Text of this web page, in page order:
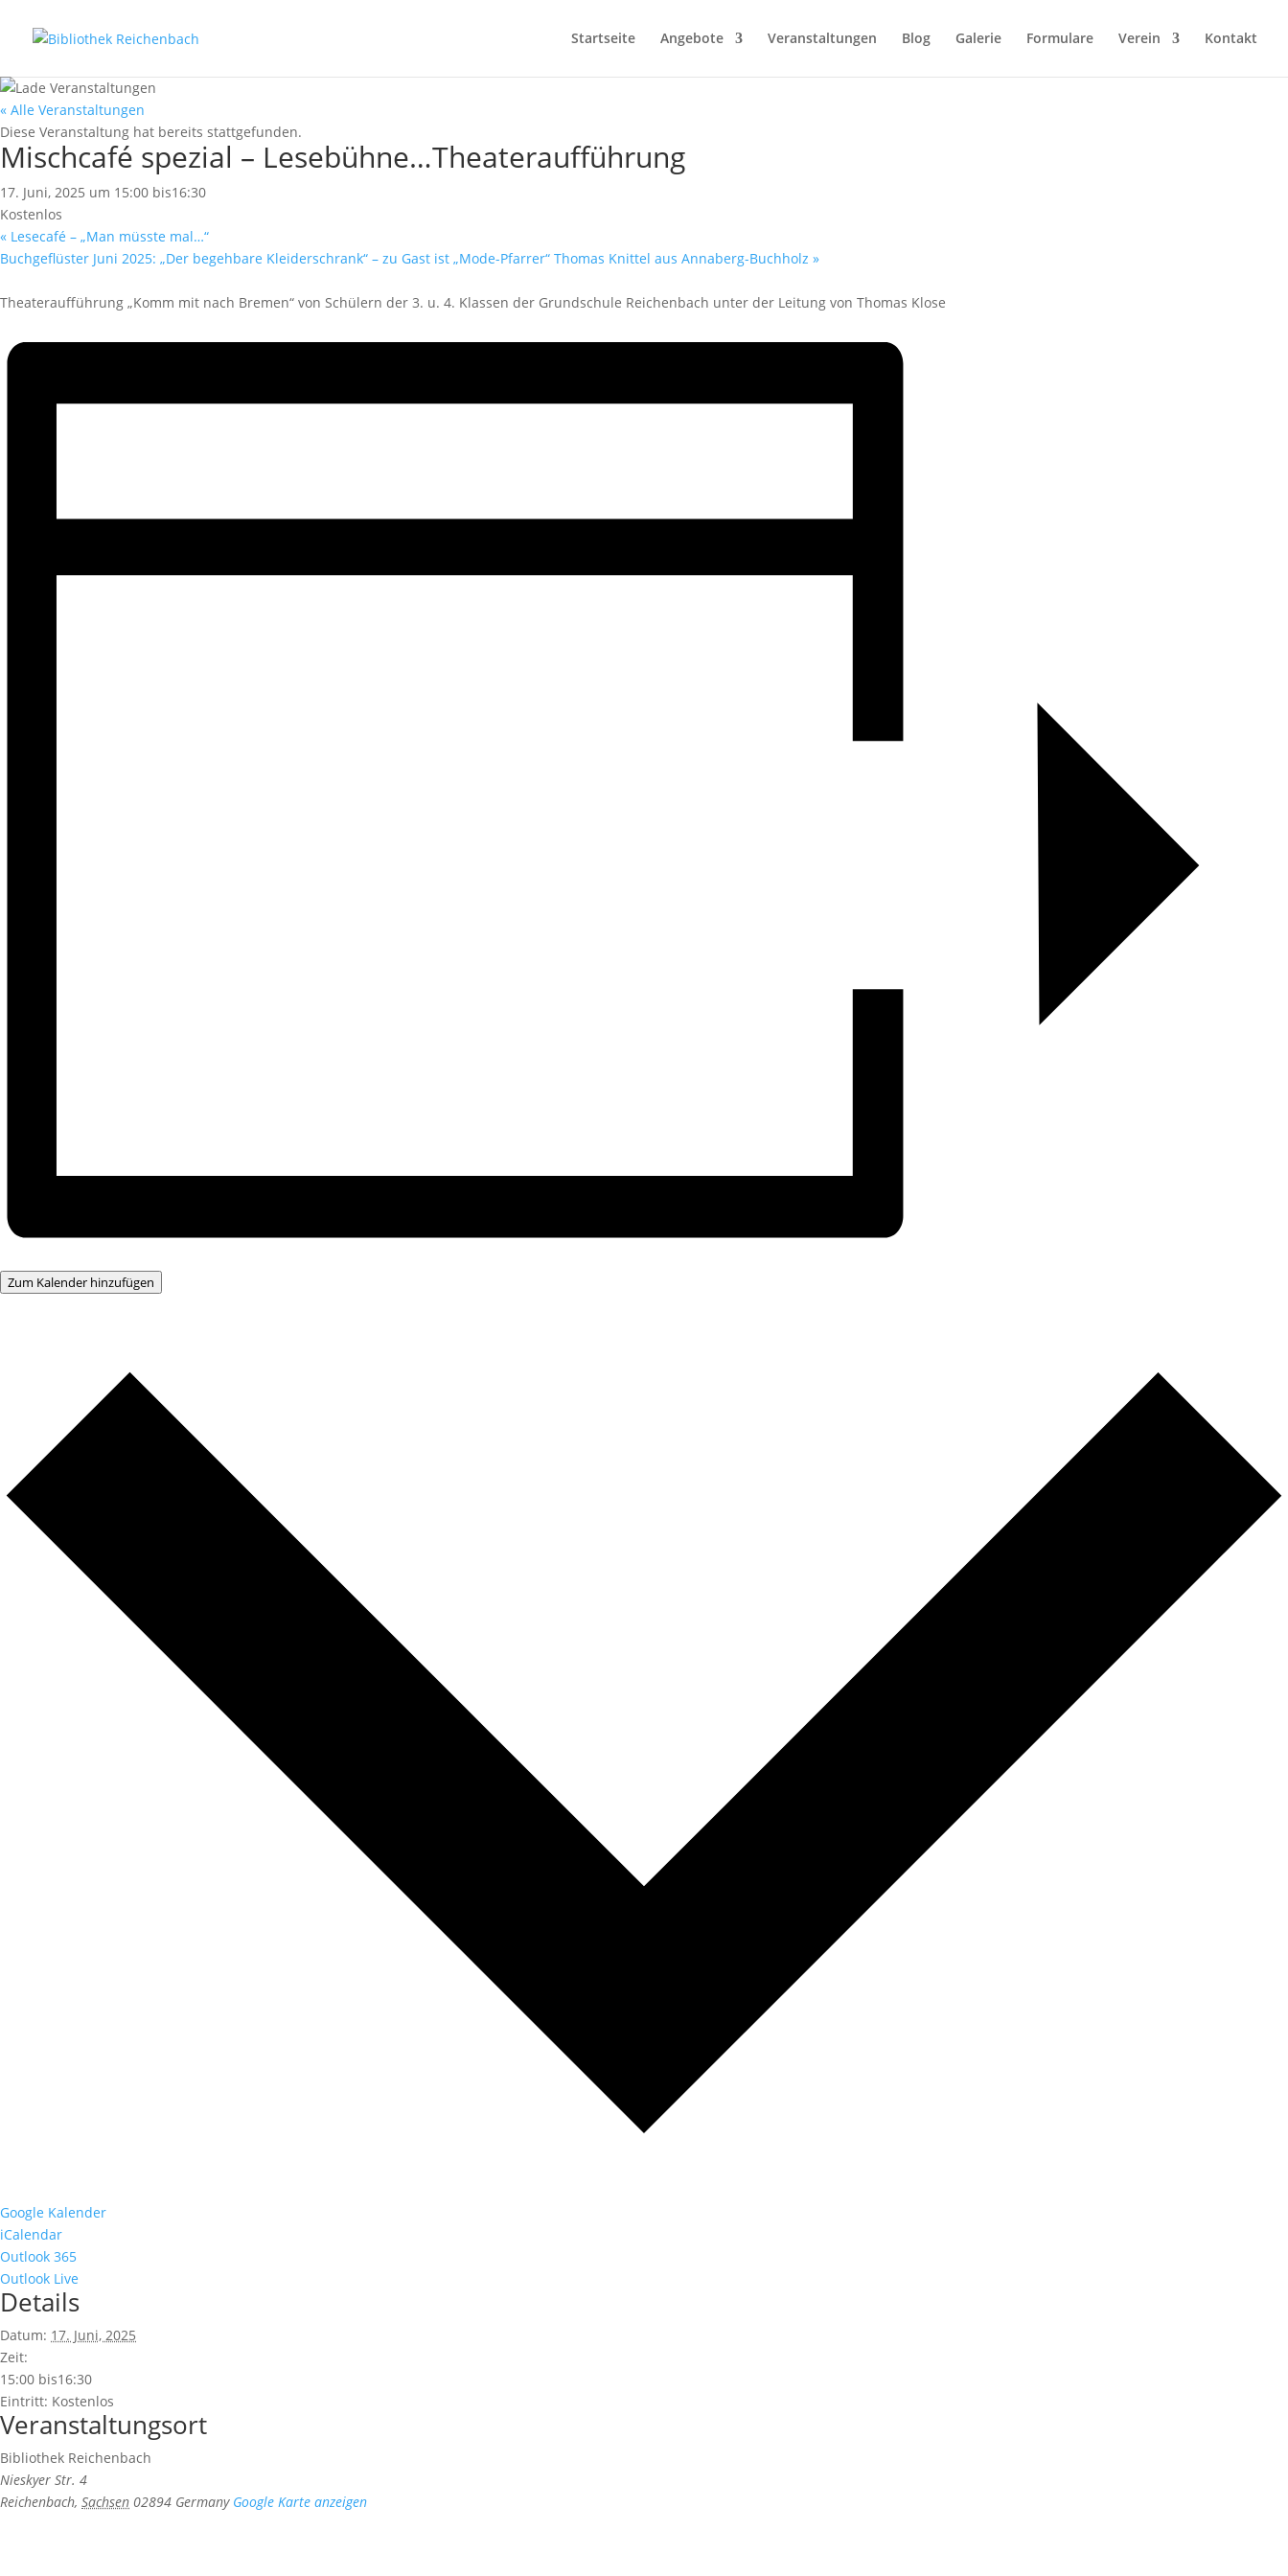
Startseite Angebote Veranstaltungen Blog Galerie Formulare Verein Kontakt
« Alle Veranstaltungen
Diese Veranstaltung hat bereits stattgefunden.
Mischcafé spezial – Lesebühne…Theateraufführung
17. Juni, 2025 um 15:00 bis16:30
Kostenlos
« Lesecafé – „Man müsste mal…“
Buchgeflüster Juni 2025: „Der begehbare Kleiderschrank“ – zu Gast ist „Mode-Pfarrer“ Thomas Knittel aus Annaberg-Buchholz »
Theateraufführung „Komm mit nach Bremen“ von Schülern der 3. u. 4. Klassen der Grundschule Reichenbach unter der Leitung von Thomas Klose
Zum Kalender hinzufügen
Google Kalender
iCalendar
Outlook 365
Outlook Live
Details
Datum: 17. Juni, 2025
Zeit:
15:00 bis16:30
Eintritt: Kostenlos
Veranstaltungsort
Bibliothek Reichenbach
Nieskyer Str. 4
Reichenbach, Sachsen 02894 Germany Google Karte anzeigen